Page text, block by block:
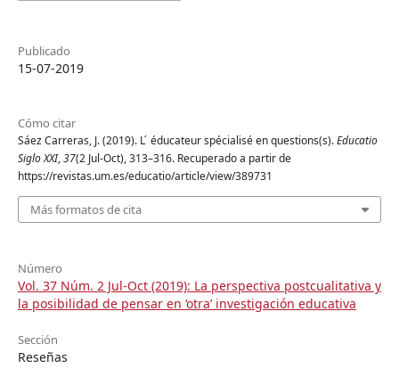
Publicado
15-07-2019
Cómo citar
Sáez Carreras, J. (2019). L ́ éducateur spécialisé en questions(s).Educatio
Siglo XXI,37(2 Jul-Oct), 313–316. Recuperado a partir de
https://revistas.um.es/educatio/article/view/389731
Más formatos de cita
Número
Vol. 37 Núm. 2 Jul-Oct (2019): La perspectiva postcualitativa y
la posibilidad de pensar en ‘otra’ investigación educativa
Sección
Reseñas